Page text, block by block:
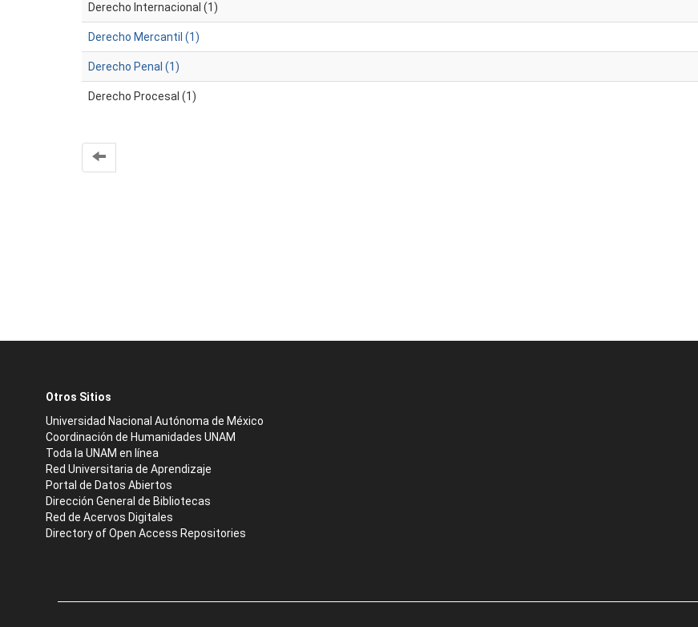
Derecho Internacional (1)
Derecho Mercantil (1)
Derecho Penal (1)
Derecho Procesal (1)
Otros Sitios
Universidad Nacional Autónoma de México
Coordinación de Humanidades UNAM
Toda la UNAM en línea
Red Universitaria de Aprendizaje
Portal de Datos Abiertos
Dirección General de Bibliotecas
Red de Acervos Digitales
Directory of Open Access Repositories